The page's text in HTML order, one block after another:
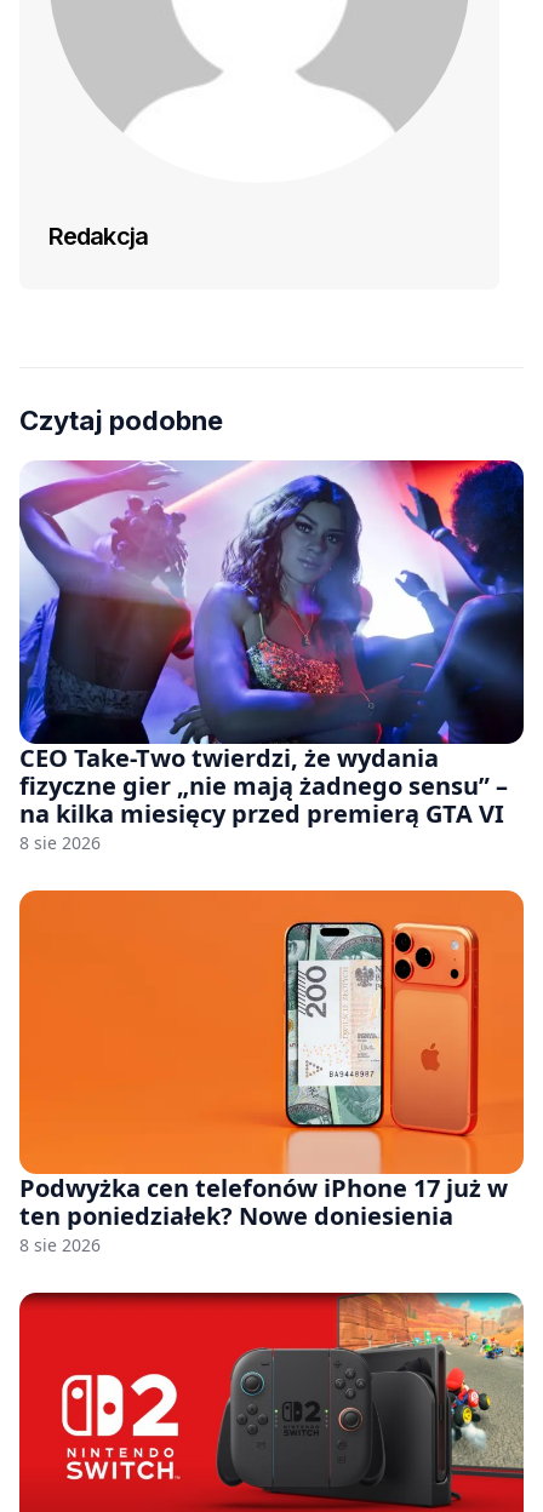
Redakcja
Czytaj podobne
CEO Take-Two twierdzi, że wydania
fizyczne gier „nie mają żadnego sensu” –
na kilka miesięcy przed premierą GTA VI
8 sie 2026
Podwyżka cen telefonów iPhone 17 już w
ten poniedziałek? Nowe doniesienia
8 sie 2026